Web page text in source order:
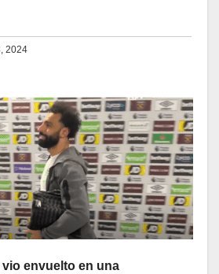
2024
envuelto en una